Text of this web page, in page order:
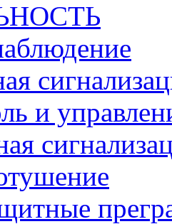
и